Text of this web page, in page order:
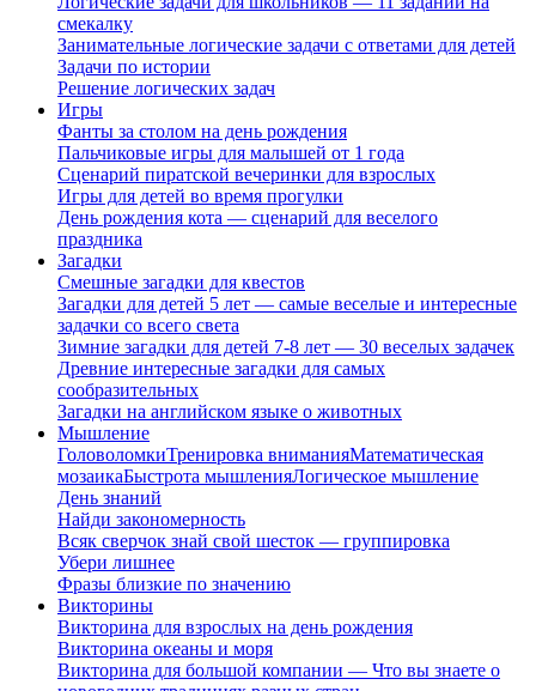
смекалку
Занимательные логические задачи с ответами для детей
Задачи по истории
Решение логических задач
Игры
Фанты за столом на день рождения
Пальчиковые игры для малышей от 1 года
Сценарий пиратской вечеринки для взрослых
Игры для детей во время прогулки
День рождения кота — сценарий для веселого
праздника
Загадки
Смешные загадки для квестов
Загадки для детей 5 лет — самые веселые и интересные
задачки со всего света
Зимние загадки для детей 7-8 лет — 30 веселых задачек
Древние интересные загадки для самых
сообразительных
Загадки на английском языке о животных
Мышление
ГоловоломкиТренировка вниманияМатематическая
мозаикаБыстрота мышленияЛогическое мышление
День знаний
Найди закономерность
Всяк сверчок знай свой шесток — группировка
Убери лишнее
Фразы близкие по значению
Викторины
Викторина для взрослых на день рождения
Викторина океаны и моря
Викторина для большой компании — Что вы знаете о